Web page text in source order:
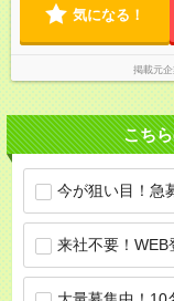
気になる！
掲載元企
こち
今が狙い目！急
来社不要！WEB